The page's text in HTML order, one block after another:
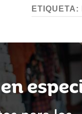
ETIQUETA: